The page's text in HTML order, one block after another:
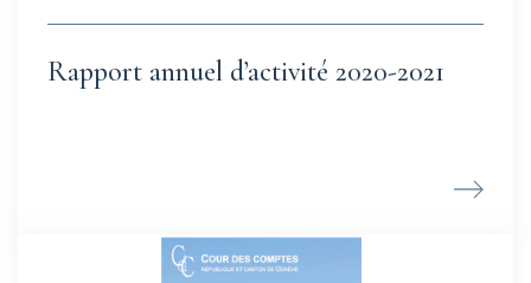
Rapport annuel d’activité 2020-2021